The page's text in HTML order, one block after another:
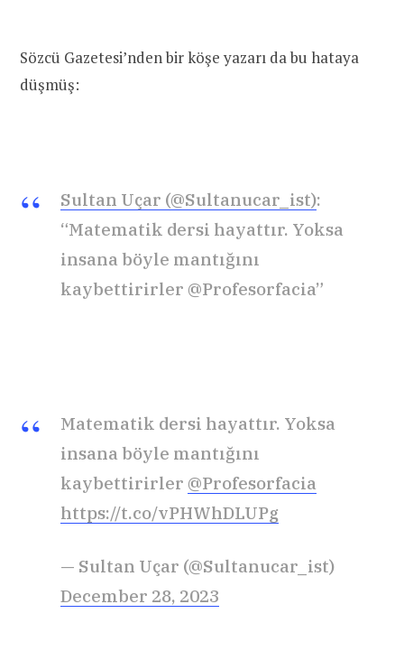
Sözcü Gazetesi’nden bir köşe yazarı da bu hataya
düşmüş:
Sultan Uçar (@Sultanucar_ist):
“Matematik dersi hayattır. Yoksa
insana böyle mantığını
kaybettirirler @Profesorfacia”
Matematik dersi hayattır. Yoksa
insana böyle mantığını
kaybettirirler @Profesorfacia
https://t.co/vPHWhDLUPg
— Sultan Uçar (@Sultanucar_ist)
December 28, 2023